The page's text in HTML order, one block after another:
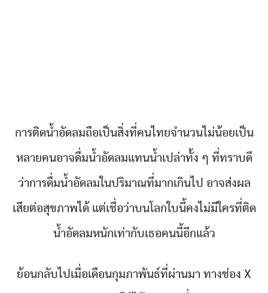
การติดน้ำอัดลมถือเป็นสิ่งที่คนไทยจำนวนไม่น้อยเป็น
หลายคนอาจดื่มน้ำอัดลมแทนน้ำเปล่าทั้ง ๆ ที่ทราบดี
ว่าการดื่มน้ำอัดลมในปริมาณที่มากเกินไป อาจส่งผล
เสียต่อสุขภาพได้ แต่เชื่อว่าบนโลกใบนี้คงไม่มีใครที่ติด
น้ำอัดลมหนักเท่ากับเธอคนนี้อีกแล้ว
ย้อนกลับไปเมื่อเดือนกุมภาพันธ์ที่ผ่านมา ทางช่อง X